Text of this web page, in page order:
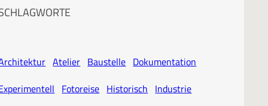
Atelier Baustelle Dokumentation
Fotoreise Historisch Industrie